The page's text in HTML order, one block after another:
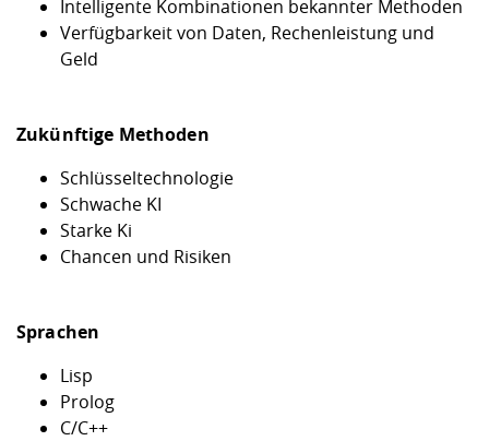
Intelligente Kombinationen bekannter Methoden
Verfügbarkeit von Daten, Rechenleistung und
Geld
Zukünftige Methoden
Schlüsseltechnologie
Schwache KI
Starke Ki
Chancen und Risiken
Sprachen
Lisp
Prolog
C/C++